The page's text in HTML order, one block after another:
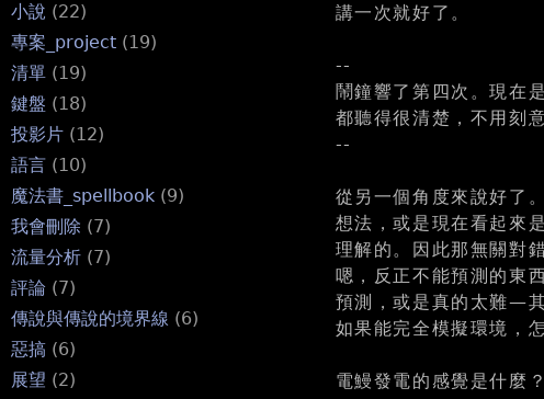
小說 (22)
專案_project (19)
清單 (19)
鍵盤 (18)
投影片 (12)
語言 (10)
魔法書_spellbook (9)
我會刪除 (7)
流量分析 (7)
評論 (7)
傳說與傳說的境界線 (6)
惡搞 (6)
展望 (2)
講一次就好了。
--
鬧鐘響了第四次。現在
都聽得很清楚，不用刻
--
從另一個角度來說好了
想法，或是現在看起來
理解的。因此那無關對
嗯，反正不能預測的東
預測，或是真的太難—
如果能完全模擬環境，
電鰻發電的感覺是什麼